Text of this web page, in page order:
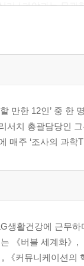
리 / 폐암과는 무관
십을 좇는 유저
주체들
친구와 소통하다 /
래픽이다
히기
은 데이터에도 함정
할 만한 12인’ 중
서치 총괄담당인
매주 ‘조사의 과학
생활건강에 근무
《버블 세계화》
《커뮤니케이션의